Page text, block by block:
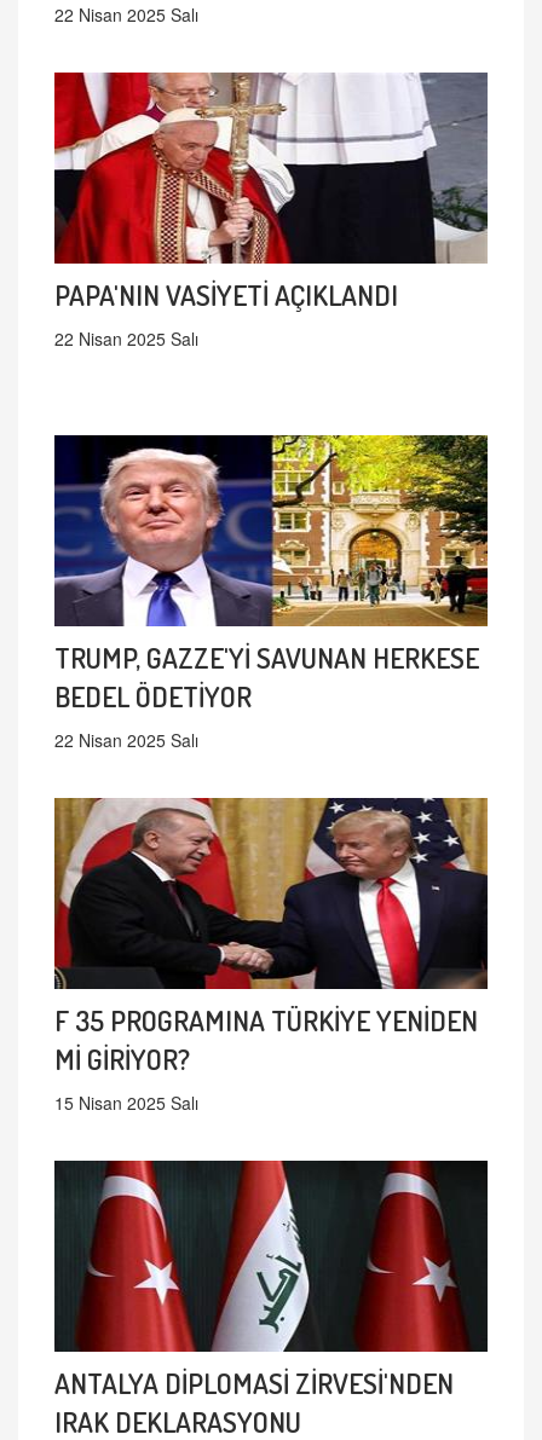
22 Nisan 2025 Salı
PAPA'NIN VASİYETİ AÇIKLANDI
22 Nisan 2025 Salı
TRUMP, GAZZE'Yİ SAVUNAN HERKESE
BEDEL ÖDETİYOR
22 Nisan 2025 Salı
F 35 PROGRAMINA TÜRKİYE YENİDEN
Mİ GİRİYOR?
15 Nisan 2025 Salı
ANTALYA DİPLOMASİ ZİRVESİ'NDEN
IRAK DEKLARASYONU